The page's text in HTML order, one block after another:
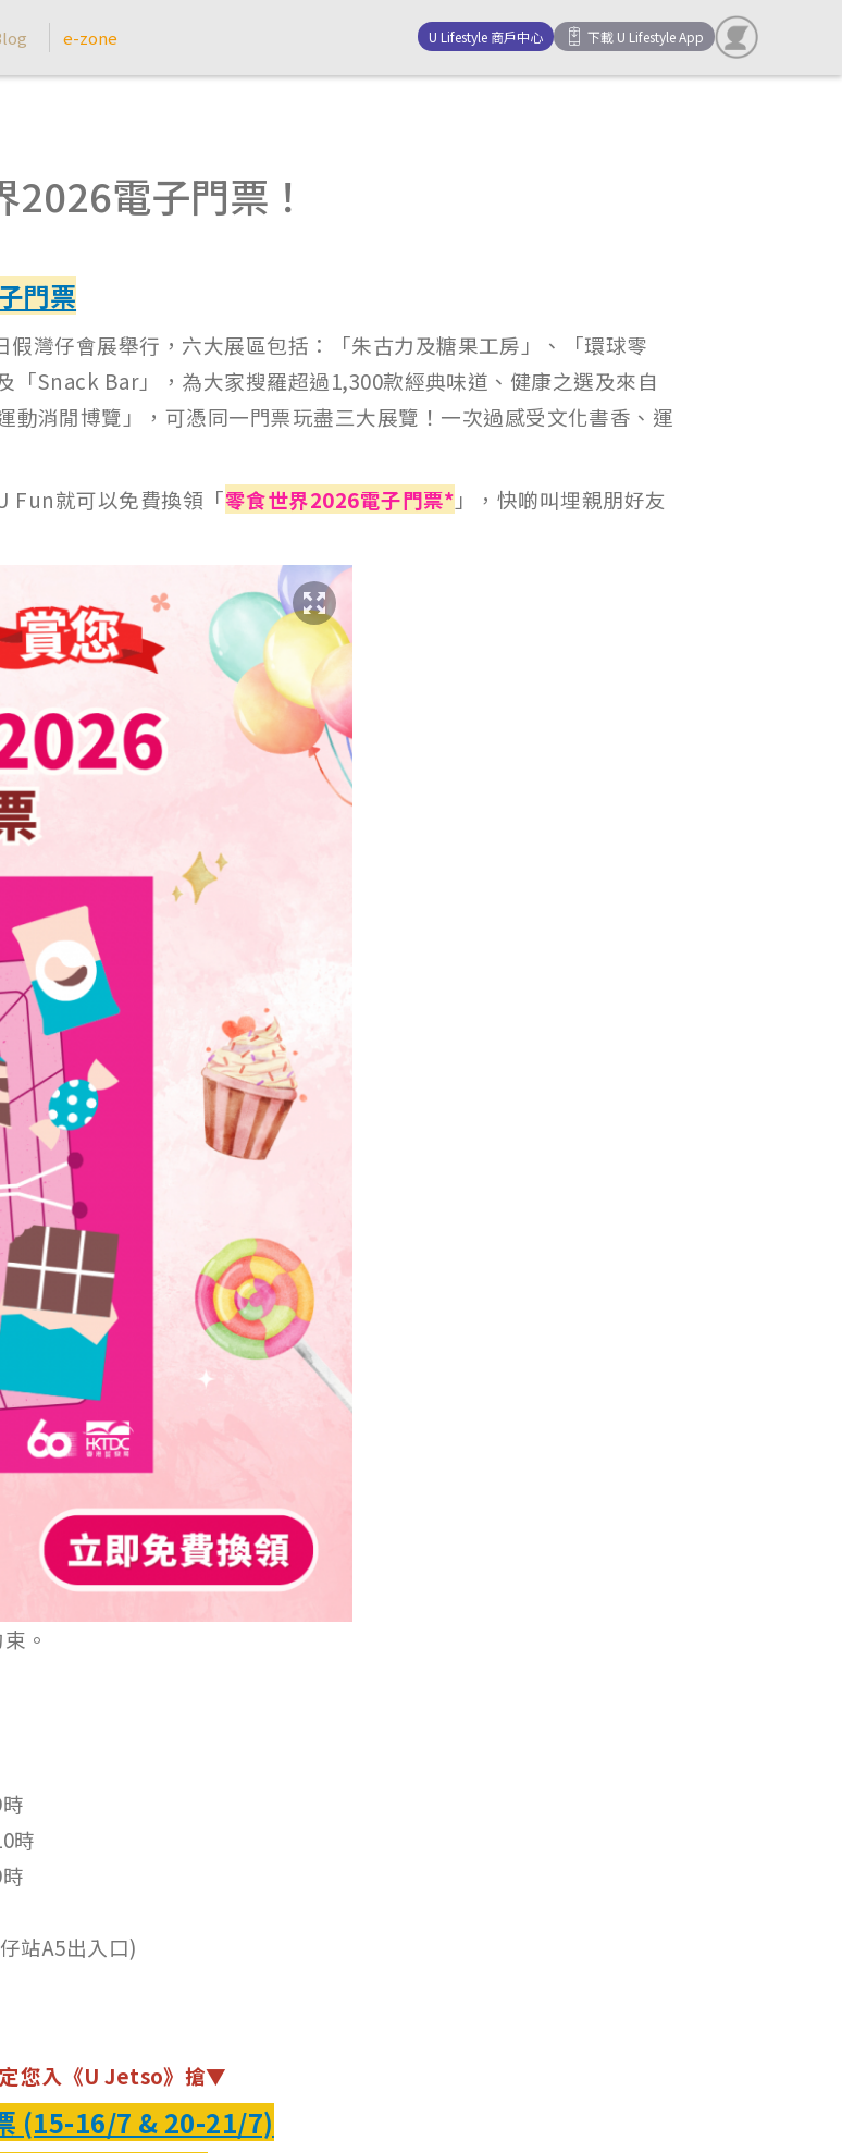
e-zone U Lifestyle 商戶中心 下載 U Lifestyle App
電子門票！
門票
灣仔會展舉行，六大展區包括：「朱古力及糖果工房」、「環球零
Snack Bar」，為大家搜羅超過1,300款經典味道、健康之選及來自
消閒博覽」，可憑同一門票玩盡三大展覽！一次過感受文化書香、運
Fun就可以免費換領「零食世界2026電子門票* 」，快啲叫埋親朋好友
。
時
站A5出入口)
您入《U Jetso》搶▼
(15-16/7 & 20-21/7)